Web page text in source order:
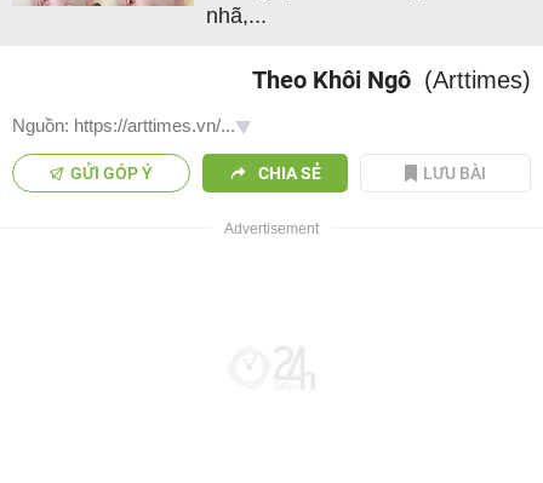
nhã,...
Theo Khôi Ngô (Arttimes)
Nguồn: https://arttimes.vn/...
GỬI GÓP Ý CHIA SẺ LƯU BÀI